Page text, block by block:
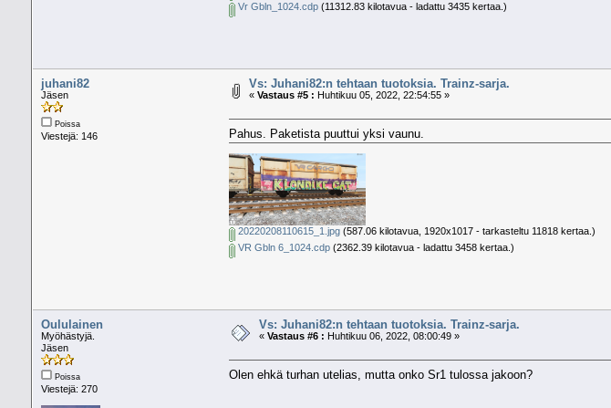
Vr Gbln_1024.cdp (11312.83 kilotavua - ladattu 3435 kertaa.)
juhani82
Jäsen
Poissa
Viestejä: 146
Vs: Juhani82:n tehtaan tuotoksia. Trainz-sarja.
« Vastaus #5 : Huhtikuu 05, 2022, 22:54:55 »
Pahus. Paketista puuttui yksi vaunu.
20220208110615_1.jpg (587.06 kilotavua, 1920x1017 - tarkasteltu 11818 kertaa.)
VR Gbln 6_1024.cdp (2362.39 kilotavua - ladattu 3458 kertaa.)
Oululainen
Myöhästyjä.
Jäsen
Poissa
Viestejä: 270
Vs: Juhani82:n tehtaan tuotoksia. Trainz-sarja.
« Vastaus #6 : Huhtikuu 06, 2022, 08:00:49 »
Olen ehkä turhan utelias, mutta onko Sr1 tulossa jakoon?